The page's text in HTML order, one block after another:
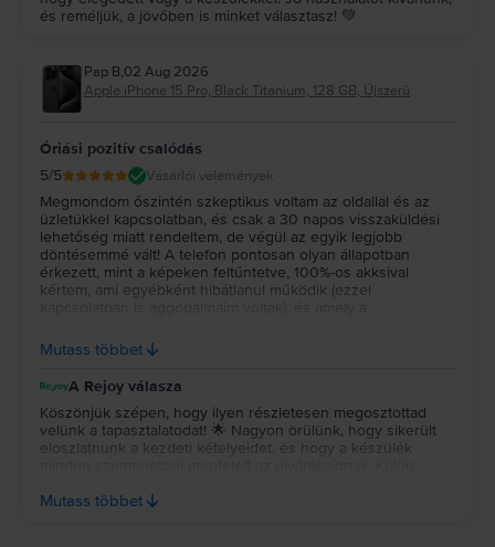
és reméljük, a jövőben is minket választasz! 💚
Pap B,02 Aug 2026
Apple iPhone 15 Pro, Black Titanium, 128 GB, Újszerű
Óriási pozitív csalódás
5/5 Vásárlói vélemények
Megmondom őszintén szkeptikus voltam az oldallal és az
üzletükkel kapcsolatban, és csak a 30 napos visszaküldési
lehetőség miatt rendeltem, de végül az egyik legjobb
döntésemmé vált! A telefon pontosan olyan állapotban
érkezett, mint a képeken feltűntetve, 100%-os akksival
kértem, ami egyébként hibátlanul működik (ezzel
valaha kapott! Bátran tudom és fogom is ajánlani ezt az oldalt
bárkinek, akinek megér egy kizárólag vakuval látható karc
130 ezer forint megtakarítást!
Mutass többet
A Rejoy válasza
Köszönjük szépen, hogy ilyen részletesen megosztottad
velünk a tapasztalatodat! 🌟 Nagyon örülünk, hogy sikerült
eloszlatnunk a kezdeti kételyeidet, és hogy a készülék
használatot kívánunk a telefonhoz! 💚
Mutass többet